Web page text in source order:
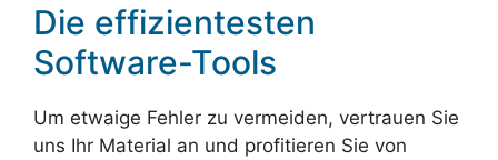
Die effizientesten
Software-Tools
Um etwaige Fehler zu vermeiden, vertrauen Sie
uns Ihr Material an und profitieren Sie von